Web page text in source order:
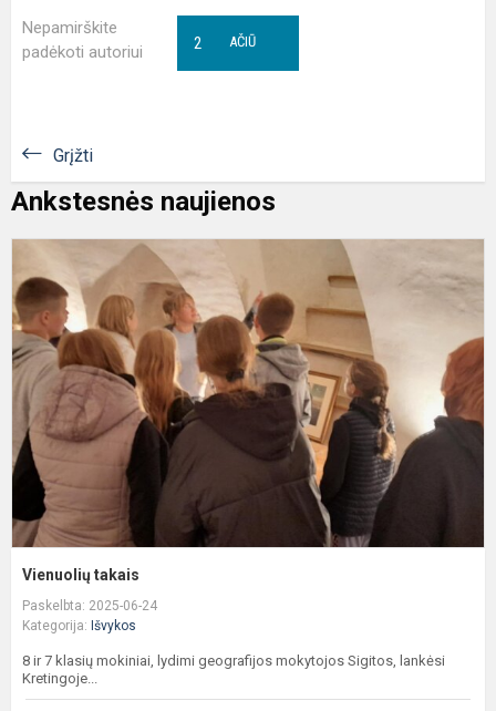
Nepamirškite
padėkoti autoriui
AČIŪ
2
Grįžti
Ankstesnės naujienos
Vienuolių takais
Paskelbta: 2025-06-24
Kategorija: Išvykos
8 ir 7 klasių mokiniai, lydimi geografijos mokytojos Sigitos, lankėsi
Kretingoje...